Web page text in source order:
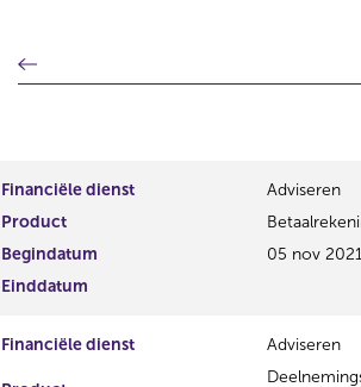
o
e
e
g
i
e
Financiële dienst
Adviseren
Product
Begindatum
05 nov 2021
Einddatum
Financiële dienst Adviseren